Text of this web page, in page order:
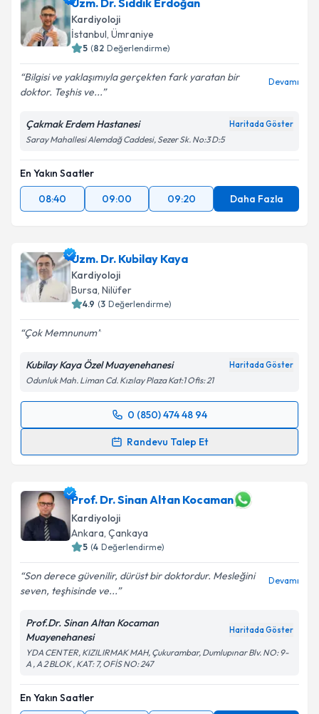
Uzm. Dr. Sıddık Erdoğan
Kardiyoloji
İstanbul, Ümraniye
5 (82 Değerlendirme)
Bilgisi ve yaklaşımıyla gerçekten fark yaratan bir
doktor. Teşhis ve...
Devamı
Çakmak Erdem Hastanesi Haritada Göster
Saray Mahallesi Alemdağ Caddesi, Sezer Sk. No:3 D:5
En Yakın Saatler
08:40
09:00 09:20 Daha Fazla
Uzm. Dr. Kubilay Kaya
Kardiyoloji
Bursa, Nilüfer
4.9 (3 Değerlendirme)
Çok Memnunum
Kubilay Kaya Özel Muayenehanesi Haritada Göster
Odunluk Mah. Liman Cd. Kızılay Plaza Kat:1 Ofis: 21
0 (850) 474 48 94
Randevu Talep Et
Randevu Takvimi Talebi
takvim hazırlandığında e-posta ile bilgilendireceğiz.
E-posta Adresiniz
Kişisel verilerimin işlenmesine ilişkin
kapsamda işlenmesini kabul ediyorum.
Takvim Talebini Gönder
Prof. Dr. Sinan Altan Kocaman
Kardiyoloji
Ankara, Çankaya
5 (4 Değerlendirme)
Son derece güvenilir, dürüst bir doktordur. Mesleğini
seven, teşhisinde ve...
Devamı
Prof.Dr. Sinan Altan Kocaman
Muayenehanesi
Haritada Göster
YDA CENTER, KIZILIRMAK MAH, Çukurambar, Dumlupınar Blv. NO: 9-
A , A 2 BLOK , KAT: 7, OFİS NO: 247
En Yakın Saatler